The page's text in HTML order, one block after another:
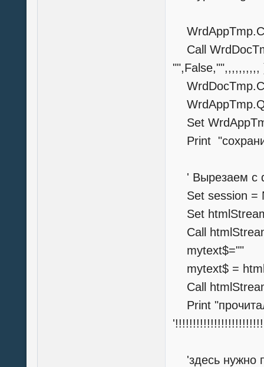
Call
"",False,"",,,,,,,,,,
Set
Print
' Вырезаем с
Set session =
Set
Call
mytext$=""
mytext$ =
Call
Print
'здесь нужно